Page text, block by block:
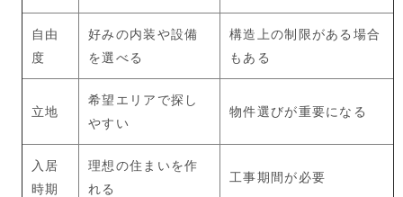
自由
度
好みの内装や設備
を選べる
構造上の制限がある場合
もある
立地
希望エリアで探し
やすい
物件選びが重要になる
入居
時期
理想の住まいを作
れる
工事期間が必要